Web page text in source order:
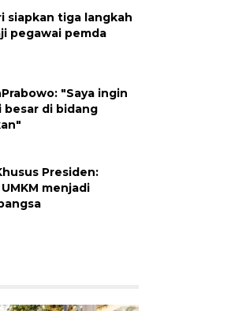
siapkan tiga langkah
pegawai pemda
"Saya ingin
besar di bidang
Presiden:
menjadi